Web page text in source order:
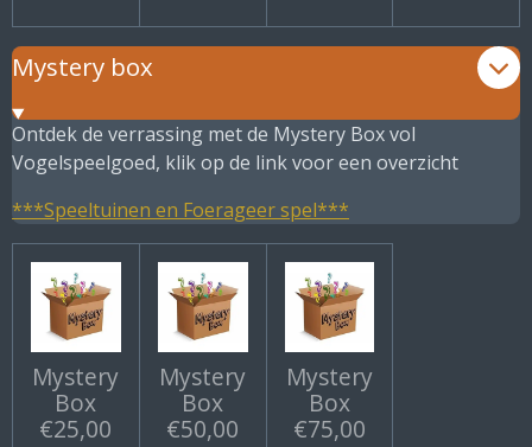
Mystery box
Ontdek de verrassing met de Mystery Box vol
Vogelspeelgoed, klik op de link voor een overzicht
***Speeltuinen en Foerageer spel***
Mystery
Box
€25,00
Mystery
Box
€50,00
Mystery
Box
€75,00